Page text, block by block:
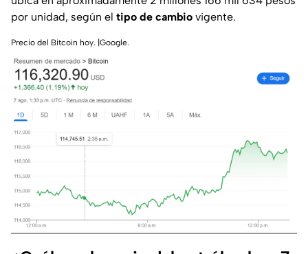
por unidad, según el tipo de cambio vigente.
Precio del Bitcoin hoy. |Google.